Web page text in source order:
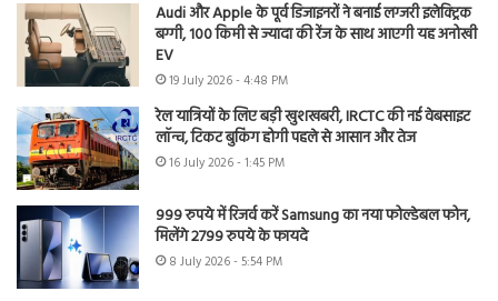
Audi और Apple के पूर्व डिजाइनरों ने बनाई लग्जरी इलेक्ट्रिक
बग्गी, 100 किमी से ज्यादा की रेंज के साथ आएगी यह अनोखी
EV
19 July 2026 - 4:48 PM
रेल यात्रियों के लिए बड़ी खुशखबरी, IRCTC की नई वेबसाइट
लॉन्च, टिकट बुकिंग होगी पहले से आसान और तेज
16 July 2026 - 1:45 PM
999 रुपये में रिजर्व करें Samsung का नया फोल्डेबल फोन,
मिलेंगे 2799 रुपये के फायदे
8 July 2026 - 5:54 PM